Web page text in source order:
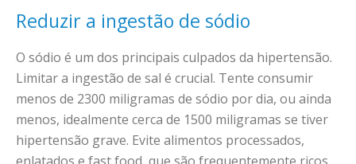
Reduzir a ingestão de sódio
O sódio é um dos principais culpados da hipertensão.
Limitar a ingestão de sal é crucial. Tente consumir
menos de 2300 miligramas de sódio por dia, ou ainda
menos, idealmente cerca de 1500 miligramas se tiver
hipertensão grave. Evite alimentos processados,